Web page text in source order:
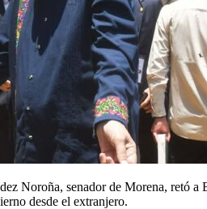
senador de Morena, retó a
desde el extranjero.